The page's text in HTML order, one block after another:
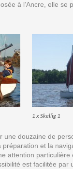
à l’Ancre, elle
1 x Skellig 1
une douzaine de
préparation et la
attention
est facilitée